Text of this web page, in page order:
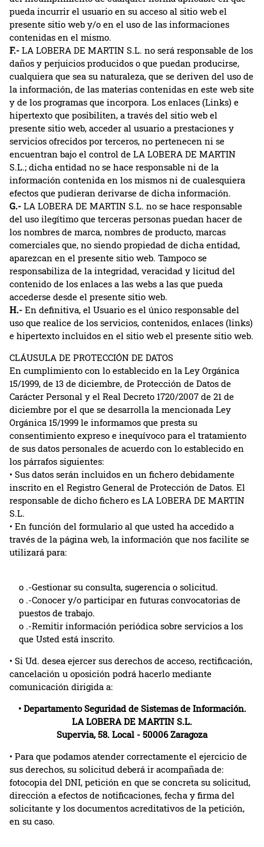
pueda incurrir el usuario en su acceso al sitio web el
presente sitio web y/o en el uso de las informaciones
contenidas en el mismo.
F.- LA LOBERA DE MARTIN S.L. no será responsable de los
daños y perjuicios producidos o que puedan producirse,
cualquiera que sea su naturaleza, que se deriven del uso de
la información, de las materias contenidas en este web site
y de los programas que incorpora. Los enlaces (Links) e
hipertexto que posibiliten, a través del sitio web el
presente sitio web, acceder al usuario a prestaciones y
servicios ofrecidos por terceros, no pertenecen ni se
encuentran bajo el control de LA LOBERA DE MARTIN
S.L.; dicha entidad no se hace responsable ni de la
información contenida en los mismos ni de cualesquiera
efectos que pudieran derivarse de dicha información.
G.- LA LOBERA DE MARTIN S.L. no se hace responsable
del uso ilegítimo que terceras personas puedan hacer de
los nombres de marca, nombres de producto, marcas
comerciales que, no siendo propiedad de dicha entidad,
aparezcan en el presente sitio web. Tampoco se
responsabiliza de la integridad, veracidad y licitud del
contenido de los enlaces a las webs a las que pueda
accederse desde el presente sitio web.
H.- En definitiva, el Usuario es el único responsable del
uso que realice de los servicios, contenidos, enlaces (links)
e hipertexto incluidos en el sitio web el presente sitio web.
CLÁUSULA DE PROTECCIÓN DE DATOS
En cumplimiento con lo establecido en la Ley Orgánica
15/1999, de 13 de diciembre, de Protección de Datos de
Carácter Personal y el Real Decreto 1720/2007 de 21 de
diciembre por el que se desarrolla la mencionada Ley
Orgánica 15/1999 le informamos que presta su
consentimiento expreso e inequívoco para el tratamiento
de sus datos personales de acuerdo con lo establecido en
los párrafos siguientes:
• Sus datos serán incluidos en un fichero debidamente
inscrito en el Registro General de Protección de Datos. El
responsable de dicho fichero es LA LOBERA DE MARTIN
S.L.
• En función del formulario al que usted ha accedido a
través de la página web, la información que nos facilite se
utilizará para:
o .-Gestionar su consulta, sugerencia o solicitud.
o .-Conocer y/o participar en futuras convocatorias de
puestos de trabajo.
o .-Remitir información periódica sobre servicios a los
que Usted está inscrito.
• Si Ud. desea ejercer sus derechos de acceso, rectificación,
cancelación u oposición podrá hacerlo mediante
comunicación dirigida a:
• Departamento Seguridad de Sistemas de Información.
LA LOBERA DE MARTIN S.L.
Supervia, 58. Local - 50006 Zaragoza
• Para que podamos atender correctamente el ejercicio de
sus derechos, su solicitud deberá ir acompañada de:
fotocopia del DNI, petición en que se concreta su solicitud,
dirección a efectos de notificaciones, fecha y firma del
solicitante y los documentos acreditativos de la petición,
en su caso.